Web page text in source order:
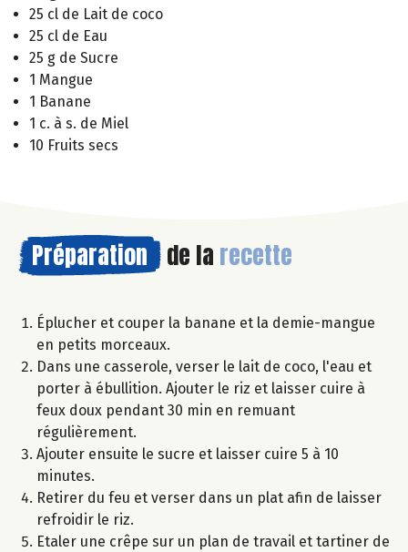
25 cl de Lait de coco
25 cl de Eau
25 g de Sucre
1 Mangue
1 Banane
1 c. à s. de Miel
10 Fruits secs
Préparation de la recette
Éplucher et couper la banane et la demie-mangue
en petits morceaux.
Dans une casserole, verser le lait de coco, l'eau et
porter à ébullition. Ajouter le riz et laisser cuire à
feux doux pendant 30 min en remuant
régulièrement.
Ajouter ensuite le sucre et laisser cuire 5 à 10
minutes.
Retirer du feu et verser dans un plat afin de laisser
refroidir le riz.
Etaler une crêpe sur un plan de travail et tartiner de